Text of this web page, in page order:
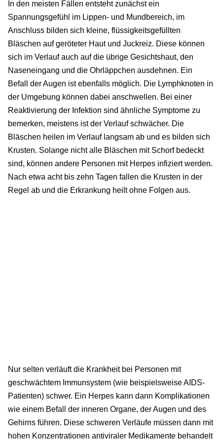
In den meisten Fällen entsteht zunächst ein
Spannungsgefühl im Lippen- und Mundbereich, im
Anschluss bilden sich kleine, flüssigkeitsgefüllten
Bläschen auf geröteter Haut und Juckreiz. Diese können
sich im Verlauf auch auf die übrige Gesichtshaut, den
Naseneingang und die Ohrläppchen ausdehnen. Ein
Befall der Augen ist ebenfalls möglich. Die Lymphknoten in
der Umgebung können dabei anschwellen. Bei einer
Reaktivierung der Infektion sind ähnliche Symptome zu
bemerken, meistens ist der Verlauf schwächer. Die
Bläschen heilen im Verlauf langsam ab und es bilden sich
Krusten. Solange nicht alle Bläschen mit Schorf bedeckt
sind, können andere Personen mit Herpes infiziert werden.
Nach etwa acht bis zehn Tagen fallen die Krusten in der
Regel ab und die Erkrankung heilt ohne Folgen aus.
Nur selten verläuft die Krankheit bei Personen mit
geschwächtem Immunsystem (wie beispielsweise AIDS-
Patienten) schwer. Ein Herpes kann dann Komplikationen
wie einem Befall der inneren Organe, der Augen und des
Gehirns führen. Diese schweren Verläufe müssen dann mit
hohen Konzentrationen antiviraler Medikamente behandelt